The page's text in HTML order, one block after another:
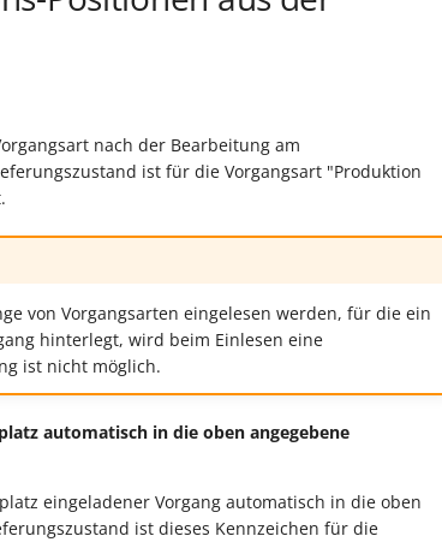
nach der Bearbeitung am
ist für die Vorgangsart "Produktion
von Vorgangsarten eingelesen werden, für die ein
hinterlegt, wird beim Einlesen eine
ist nicht möglich.
automatisch in die oben angegebene
eingeladener Vorgang automatisch in die oben
ist dieses Kennzeichen für die